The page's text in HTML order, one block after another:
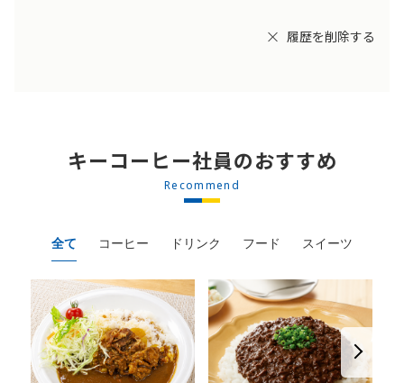
履歴を削除する
キーコーヒー社員のおすすめ
Recommend
全て コーヒー ドリンク フード スイーツ